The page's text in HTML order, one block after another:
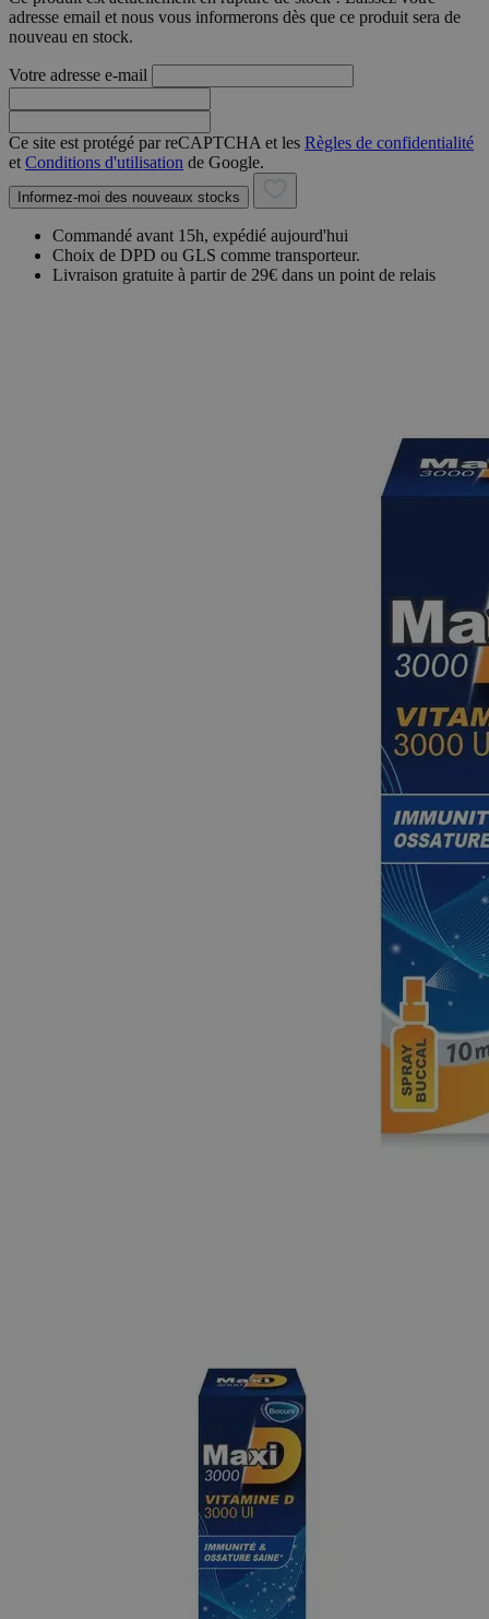
adresse email et nous vous informerons dès que ce produit sera de
nouveau en stock.
Votre adresse e-mail
Ce site est protégé par reCAPTCHA et les Règles de confidentialité
et Conditions d'utilisation de Google.
Informez-moi des nouveaux stocks
Commandé avant 15h, expédié aujourd'hui
Choix de DPD ou GLS comme transporteur.
Livraison gratuite à partir de 29€ dans un point de relais